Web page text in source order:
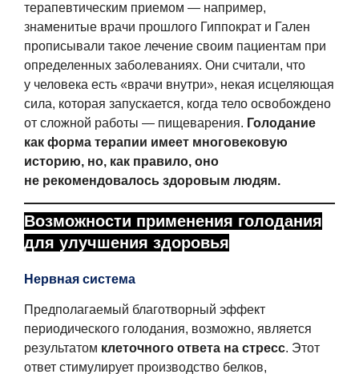
терапевтическим приемом — например,
знаменитые врачи прошлого Гиппократ и Гален
прописывали такое лечение своим пациентам при
определенных заболеваниях. Они считали, что
у человека есть «врачи внутри», некая исцеляющая
сила, которая запускается, когда тело освобождено
от сложной работы — пищеварения. Голодание
как форма терапии имеет многовековую
историю, но, как правило, оно
не рекомендовалось здоровым людям.
Возможности применения голодания
для улучшения здоровья
Нервная система
Предполагаемый благотворный эффект
периодического голодания, возможно, является
результатом клеточного ответа на стресс. Этот
ответ стимулирует производство белков,